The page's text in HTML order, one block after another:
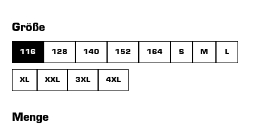
Größeauswählen
116 128 140 152 164 S M L
XL XXL 3XL 4XL
Menge